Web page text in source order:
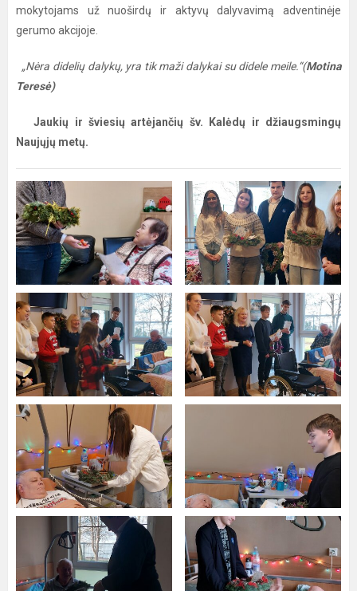
mokytojams už nuoširdų ir aktyvų dalyvavimą adventinėje
gerumo akcijoje.
„Nėra didelių dalykų, yra tik maži dalykai su didele meile.“(Motina
Teresė)
Jaukių ir šviesių artėjančių šv. Kalėdų ir džiaugsmingų
Naujųjų metų.